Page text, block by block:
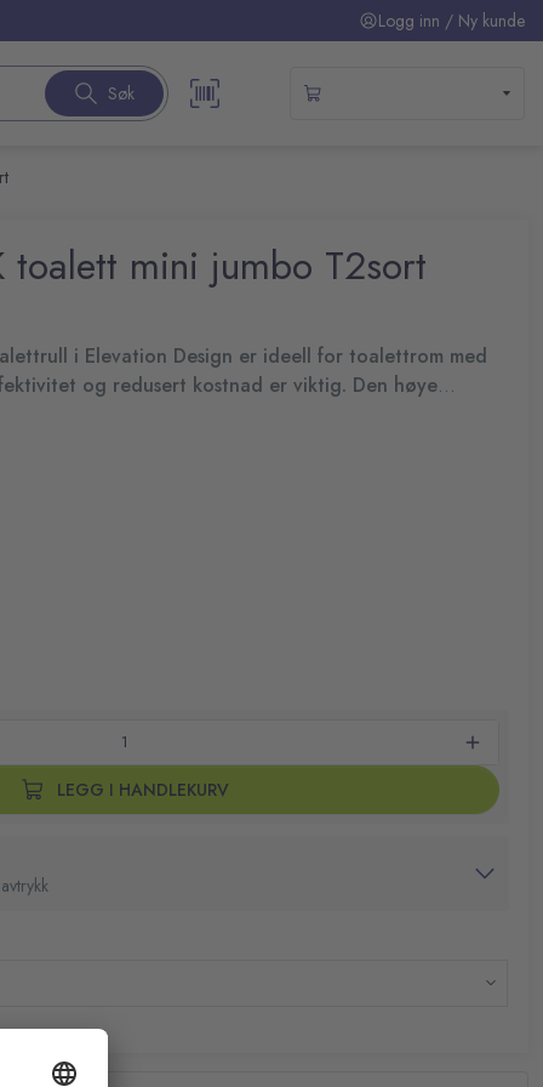
Logg inn / Ny kunde
Søk
toalett mini jumbo T2sort
i Elevation Design er ideell for toalettrom med
og redusert kostnad er viktig. Den høye
og sikrer at det alltid er papir tilgjengelig.
sømløs, funksjonell, moderne design som gjør varig inntrykk
når det er på tide på fylle på
toalettrull
mm
LEGG I HANDLEKURV